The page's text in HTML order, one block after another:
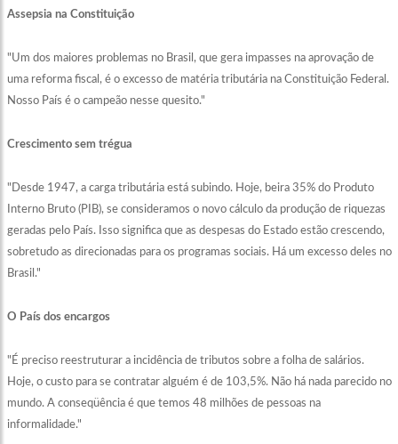
Assepsia na Constituição
"Um dos maiores problemas no Brasil, que gera impasses na aprovação de
uma reforma fiscal, é o excesso de matéria tributária na Constituição Federal.
Nosso País é o campeão nesse quesito."
Crescimento sem trégua
"Desde 1947, a carga tributária está subindo. Hoje, beira 35% do Produto
Interno Bruto (PIB), se consideramos o novo cálculo da produção de riquezas
geradas pelo País. Isso significa que as despesas do Estado estão crescendo,
sobretudo as direcionadas para os programas sociais. Há um excesso deles no
Brasil."
O País dos encargos
"É preciso reestruturar a incidência de tributos sobre a folha de salários.
Hoje, o custo para se contratar alguém é de 103,5%. Não há nada parecido no
mundo. A conseqüência é que temos 48 milhões de pessoas na
informalidade."